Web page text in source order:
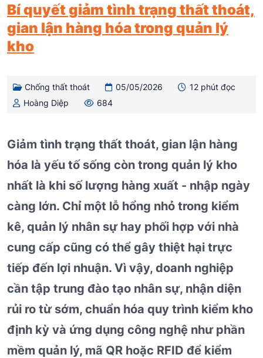
Bí quyết giảm tình trạng thất thoát,
gian lận hàng hóa trong quản lý
kho
Chống thất thoát 05/05/2026
12 phút đọc
Hoàng Diệp
684
Giảm tình trạng thất thoát, gian lận hàng
hóa là yếu tố sống còn trong quản lý kho
nhất là khi số lượng hàng xuất - nhập ngày
càng lớn. Chỉ một lỗ hổng nhỏ trong kiểm
kê, quản lý nhân sự hay phối hợp với nhà
cung cấp cũng có thể gây thiệt hại trực
tiếp đến lợi nhuận. Vì vậy, doanh nghiệp
cần tập trung đào tạo nhân sự, nhận diện
rủi ro từ sớm, chuẩn hóa quy trình kiểm kho
định kỳ và ứng dụng công nghệ như phần
mềm quản lý, mã QR hoặc RFID để kiểm